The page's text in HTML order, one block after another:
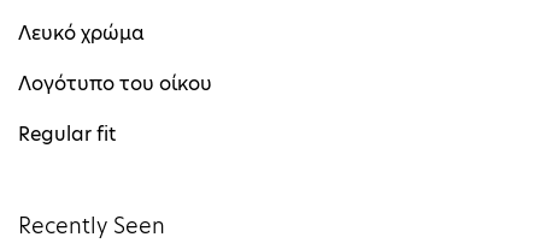
Λευκό χρώμα
Λογότυπο του οίκου
Regular fit
Recently Seen